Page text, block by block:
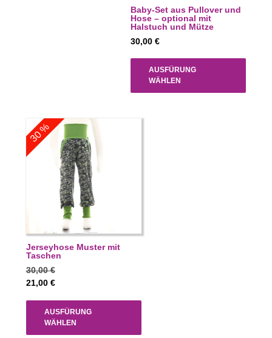
Baby-Set aus Pullover und
Hose – optional mit
Halstuch und Mütze
30,00€
AUSFÜRUNG
WÄHLEN
30 %
Jerseyhose Muster mit
Taschen
30,00€
21,00 €
AUSFÜRUNG
WÄHLEN